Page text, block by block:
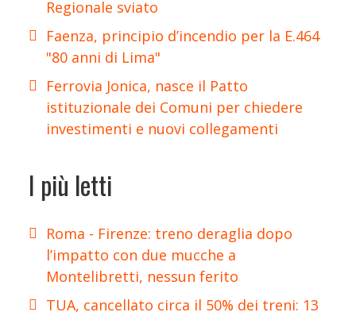
Regionale sviato
Faenza, principio d’incendio per la E.464
"80 anni di Lima"
Ferrovia Jonica, nasce il Patto
istituzionale dei Comuni per chiedere
investimenti e nuovi collegamenti
I più letti
Roma - Firenze: treno deraglia dopo
l’impatto con due mucche a
Montelibretti, nessun ferito
TUA, cancellato circa il 50% dei treni: 13